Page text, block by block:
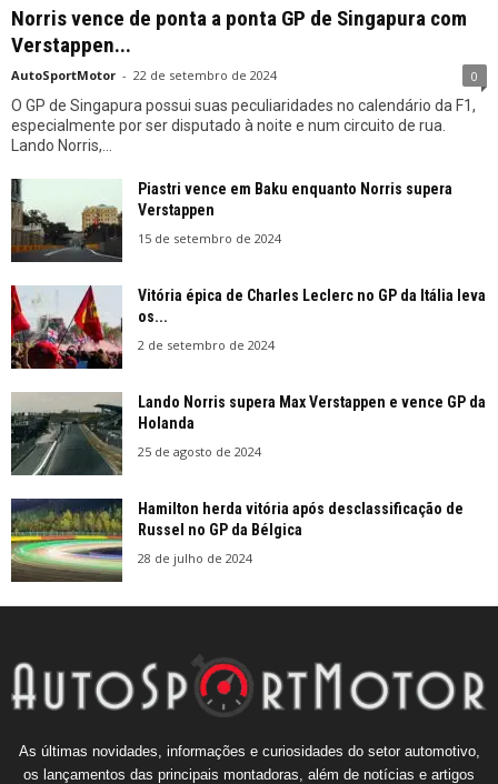
Norris vence de ponta a ponta GP de Singapura com
Verstappen...
AutoSportMotor - 22 de setembro de 2024 0
O GP de Singapura possui suas peculiaridades no calendário da F1,
especialmente por ser disputado à noite e num circuito de rua.
Lando Norris,...
Piastri vence em Baku enquanto Norris supera
Verstappen
15 de setembro de 2024
Vitória épica de Charles Leclerc no GP da Itália leva
os...
2 de setembro de 2024
Lando Norris supera Max Verstappen e vence GP da
Holanda
25 de agosto de 2024
Hamilton herda vitória após desclassificação de
Russel no GP da Bélgica
28 de julho de 2024
As últimas novidades, informações e curiosidades do setor automotivo,
os lançamentos das principais montadoras, além de notícias e artigos